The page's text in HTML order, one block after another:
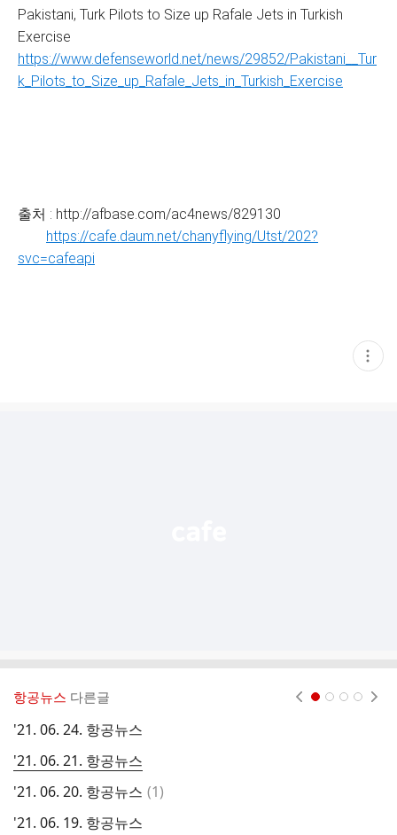
Pakistani, Turk Pilots to Size up Rafale Jets in Turkish
Exercise
https://www.defenseworld.net/news/29852/Pakistani__Tur
k_Pilots_to_Size_up_Rafale_Jets_in_Turkish_Exercise
출처 : http://afbase.com/ac4news/829130
https://cafe.daum.net/chanyflying/Utst/202?
svc=cafeapi
현
재
항공뉴스 다른글
'21. 06. 24. 항공뉴스
'21. 06. 21. 항공뉴스
'21. 06. 20. 항공뉴스 댓
(1)
'21. 06. 19. 항공뉴스